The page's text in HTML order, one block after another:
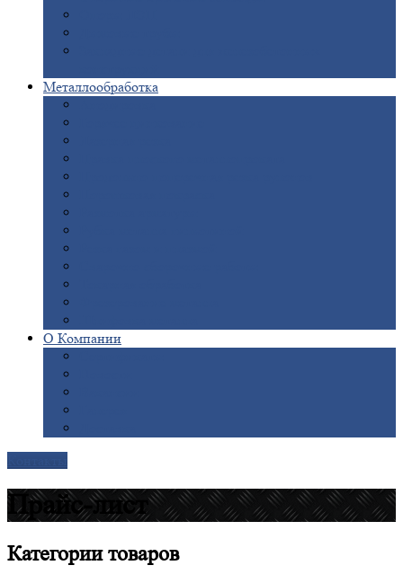
Металлообработка
О Компании
Прайс-лист
Категориитоваров